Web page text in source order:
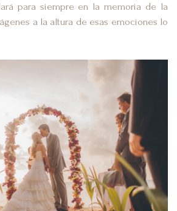
para siempre en la memoria de la
a la altura de esas emociones lo